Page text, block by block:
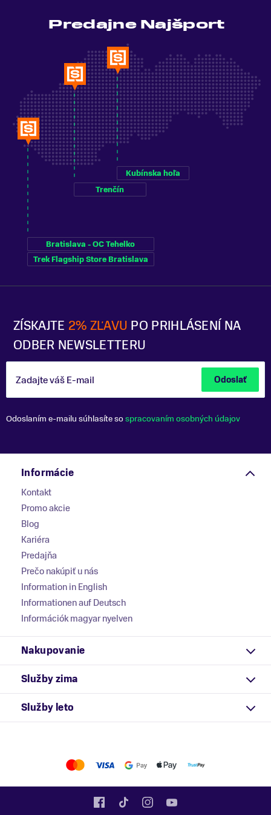
ZÍSKAJTE 2% ZĽAVU PO PRIHLÁSENÍ NA
ODBER NEWSLETTERU
Zadajte váš E-mail Odoslať
Odoslaním e-mailu súhlasíte sospracovaním osobných údajov
Predajne Najšport
Bratislava - OC Tehelko
Trek Flagship Store Bratislava
Trenčín
Kubínska hoľa
Informácie
Kontakt
Promo akcie
Blog
Kariéra
Predajňa
Prečo nakúpiť u nás
Information in English
Informationen auf Deutsch
Információk magyar nyelven
Nakupovanie
Služby zima
Služby leto